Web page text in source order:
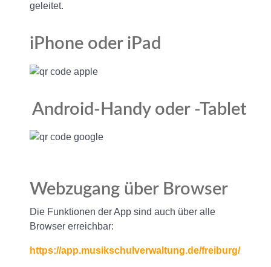
geleitet.
iPhone oder iPad
Android-Handy oder -Tablet
Webzugang über Browser
Die Funktionen der App sind auch über alle
Browser erreichbar:
https://app.musikschulverwaltung.de/freiburg/